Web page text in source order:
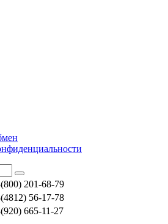
201-68-79
56-17-78
665-11-27